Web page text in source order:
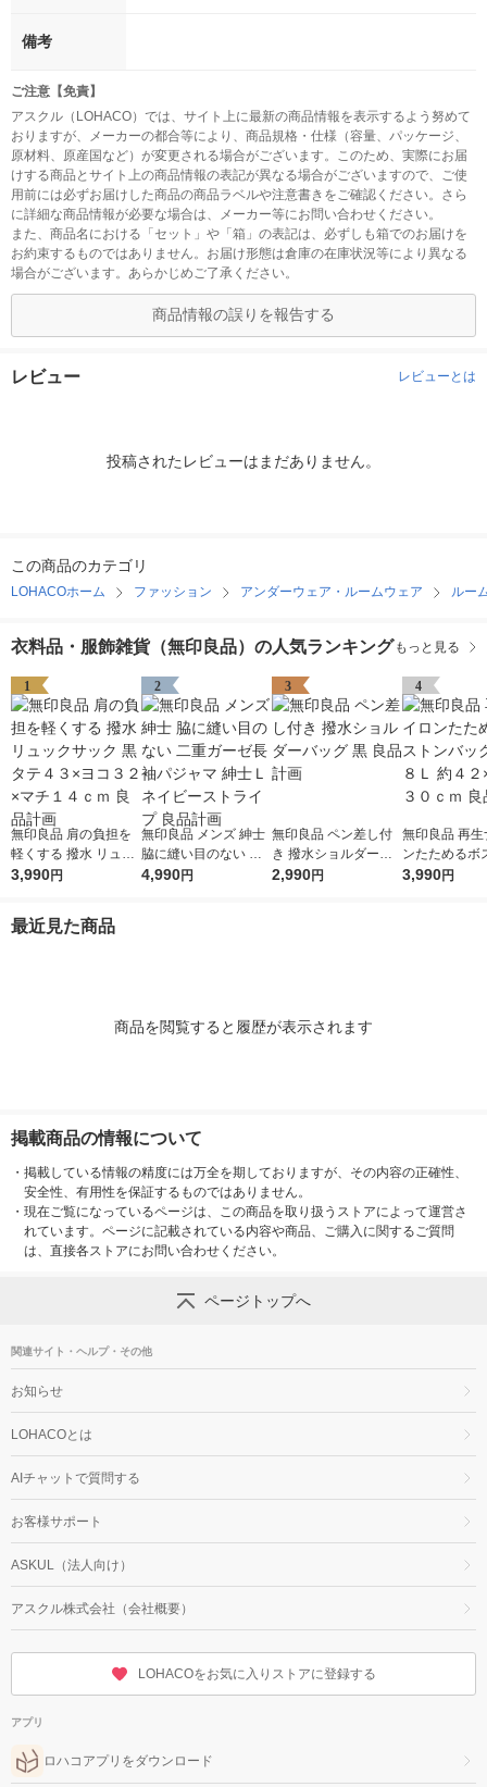
備考
ご注意【免責】
アスクル（LOHACO）では、サイト上に最新の商品情報を表示するよう努めて
おりますが、メーカーの都合等により、商品規格・仕様（容量、パッケージ、
原材料、原産国など）が変更される場合がございます。このため、実際にお届
けする商品とサイト上の商品情報の表記が異なる場合がございますので、ご使
用前には必ずお届けした商品の商品ラベルや注意書きをご確認ください。さら
に詳細な商品情報が必要な場合は、メーカー等にお問い合わせください。
また、商品名における「セット」や「箱」の表記は、必ずしも箱でのお届けを
お約束するものではありません。お届け形態は倉庫の在庫状況等により異なる
場合がございます。あらかじめご了承ください。
商品情報の誤りを報告する
レビュー レビューとは
投稿されたレビューはまだありません。
この商品のカテゴリ
LOHACOホーム ファッション アンダーウェア・ルームウェア ルー
衣料品・服飾雑貨（無印良品）の人気ランキング もっと見る
1
無印良品 肩の負担を
軽くする 撥水 リュッ
クサック 黒 タテ４３
3,990円
2
無印良品 メンズ 紳士
脇に縫い目のない 二
重ガーゼ長袖パジャマ
4,990円
3
無印良品 ペン差し付
き 撥水ショルダーバ
ッグ 黒 良品計画
2,990円
4
無印良品 再生
ンたためるボ
ッグ 黒 １８
3,990円
最近見た商品
商品を閲覧すると履歴が表示されます
掲載商品の情報について
・ 掲載している情報の精度には万全を期しておりますが、その内容の正確性、
安全性、有用性を保証するものではありません。
・ 現在ご覧になっているページは、この商品を取り扱うストアによって運営さ
れています。ページに記載されている内容や商品、ご購入に関するご質問
は、直接各ストアにお問い合わせください。
ページトップへ
関連サイト・ヘルプ・その他
お知らせ
LOHACOとは
AIチャットで質問する
お客様サポート
ASKUL（法人向け）
アスクル株式会社（会社概要）
LOHACOをお気に入りストアに登録する
アプリ
ロハコアプリをダウンロード